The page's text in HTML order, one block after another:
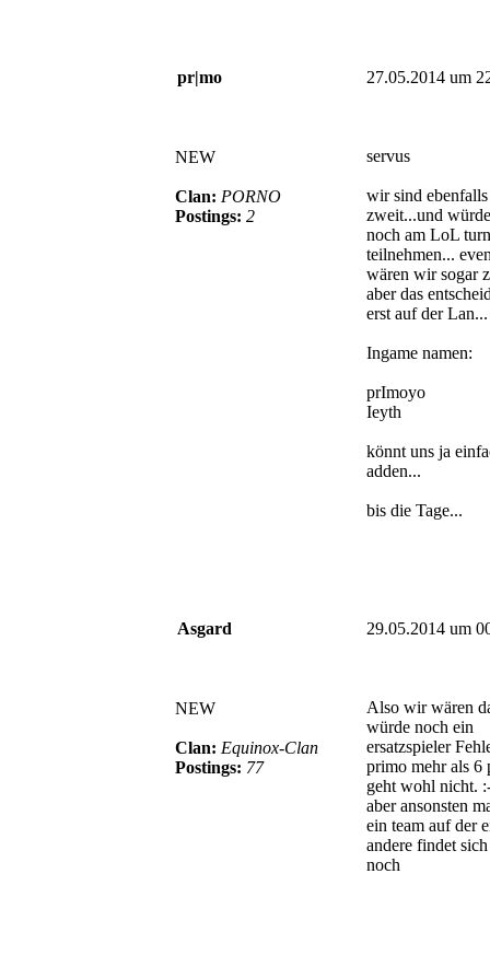
pr|mo 27.05.2014 um
NEW
Clan: PORNO
Postings: 2
servus
wir sind
zweit...und
noch am LoL
teilnehmen...
wären wir sogar
aber das
erst auf der Lan...
Ingame namen:
prImoyo
Ieyth
könnt uns ja
adden...
bis die Tage...
Asgard 29.05.2014 um
NEW
Clan: Equinox-Clan
Postings: 77
Also wir wären
würde noch ein
ersatzspieler
primo mehr als 6
geht wohl nicht.
aber ansonsten
ein team auf der
andere findet
noch